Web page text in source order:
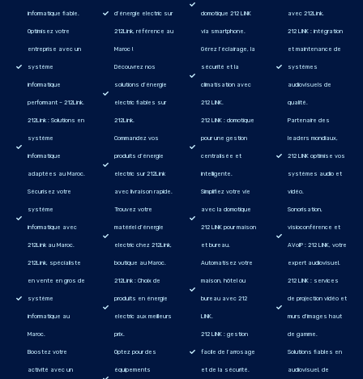
informatique fiable.
Optimisez votre
entreprise avec un
système
informatique
performant – 212Link.
212Link : Solutions en
système
informatique
adaptées au Maroc.
Sécurisez votre
système
informatique avec
212Link au Maroc.
212Link, spécialiste
en vente en gros de
système
informatique au
Maroc.
Boostez votre
activité avec un
d’énergie electric sur
212Link, référence au
Maroc !
Découvrez nos
solutions d’énergie
electric fiables sur
212Link.
Commandez vos
produits d’énergie
electric sur 212Link
avec livraison rapide.
Trouvez votre
matériel d’énergie
electric chez 212Link,
boutique au Maroc.
212Link : Choix de
produits en énergie
electric aux meilleurs
prix.
Optez pour des
équipements
domotique 212 LINK
via smartphone.
Gérez l’éclairage, la
sécurité et la
climatisation avec
212 LINK.
212 LINK : domotique
pour une gestion
centralisée et
intelligente.
Simplifiez votre vie
avec la domotique
212 LINK pour maison
et bureau.
Automatisez votre
maison, hôtel ou
bureau avec 212
LINK.
212 LINK : gestion
facile de l’arrosage
et de la sécurité.
avec 212Link.
212 LINK : intégration
et maintenance de
systèmes
audiovisuels de
qualité.
Partenaire des
leaders mondiaux,
212 LINK optimise vos
systèmes audio et
vidéo.
Sonorisation,
visioconférence et
AVoIP : 212 LINK, votre
expert audiovisuel.
212 LINK : services
de projection vidéo et
murs d'images haut
de gamme.
Solutions fiables en
audiovisuel, de